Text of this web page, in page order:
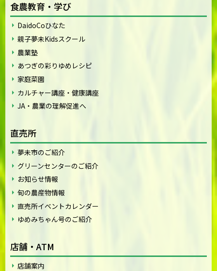
食農教育・学び
DaidoCoひなた
親子夢未Kidsスクール
農業塾
あつぎの彩りゆめレシピ
家庭菜園
カルチャー講座・健康講座
JA・農業の理解促進へ
直売所
夢未市のご紹介
グリーンセンターのご紹介
お知らせ情報
旬の農産物情報
直売所イベントカレンダー
ゆめみちゃん号のご紹介
店舗・ATM
店舗案内